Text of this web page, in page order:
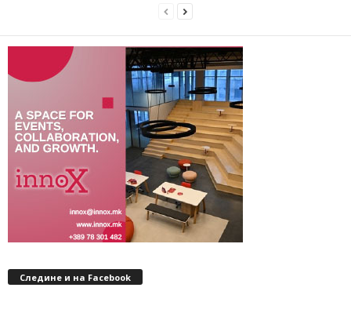
Следине и на Facebook